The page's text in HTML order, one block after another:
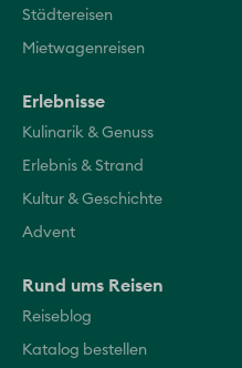
Städtereisen
Mietwagenreisen
Erlebnisse
Kulinarik & Genuss
Erlebnis & Strand
Kultur & Geschichte
Advent
Rund ums Reisen
Reiseblog
Katalog bestellen